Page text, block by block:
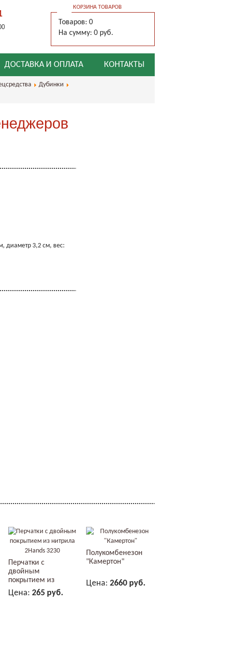
КОРЗИНА ТОВАРОВ
Товаров: 0
На сумму: 0 руб.
ДОСТАВКА И ОПЛАТА КОНТАКТЫ
Дубинки
диаметр 3,2 см, вес:
Перчатки с
двойным
покрытием из
нитрила 2Hands...
Цена: 265 руб.
Полукомбенезон
"Камертон"
Цена:2660 руб.